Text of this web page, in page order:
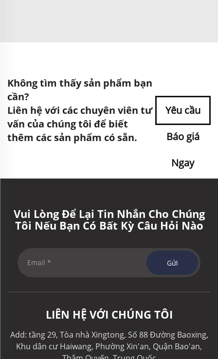
Không tìm thấy sản phẩm bạn
cần?
Liên hệ với các chuyên viên tư
vấn của chúng tôi để biết
thêm các sản phẩm có sẵn.
Yêu cầu
Báo giá
Ngay
Vui Lòng Để Lại Tin Nhắn Cho Chúng
Tôi Nếu Bạn Có Bất Kỳ Câu Hỏi Nào
Gửi
LIÊN HỆ VỚI CHÚNG TÔI
Add: tầng 29, Tòa nhà Xingtong, Số 88 Đường Baoxing,
Khu dân cư Haiwang, Phường Xin'an, Quận Bao'an,